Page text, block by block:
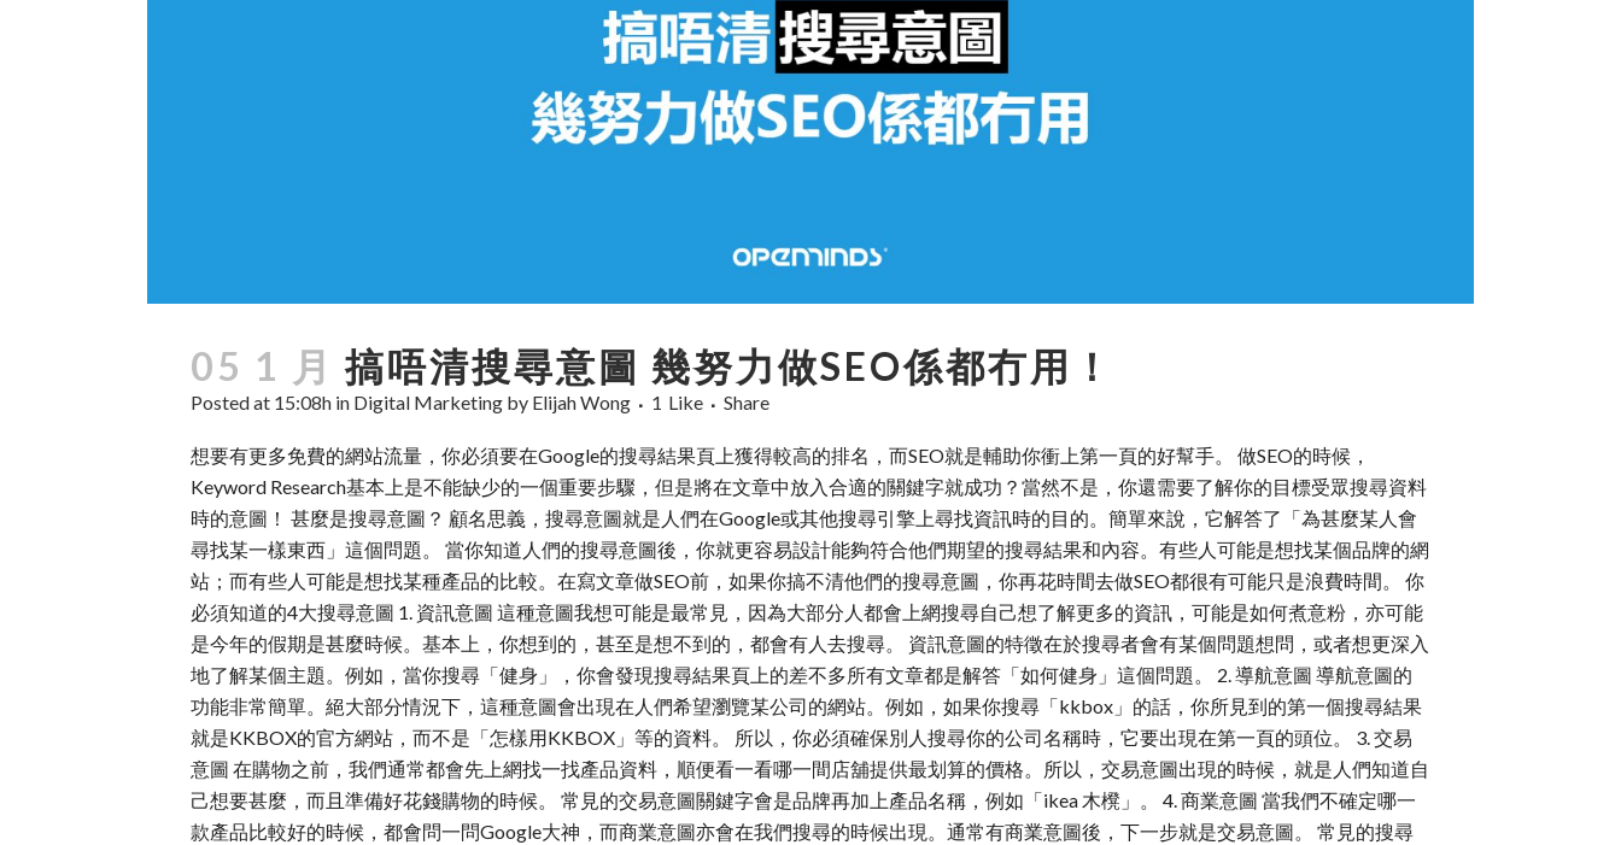
05 1 月 搞唔清搜尋意圖 幾努力做SEO係都冇用！
Posted at 15:08h in Digital Marketing by Elijah Wong 1 Like Share
想要有更多免費的網站流量，你必須要在Google的搜尋結果頁上獲得較高的排名，而SEO就是輔助你衝上第一頁的好幫手。 做SEO的時候，
Keyword Research基本上是不能缺少的一個重要步驟，但是將在文章中放入合適的關鍵字就成功？當然不是，你還需要了解你的目標受眾搜尋資料
時的意圖！ 甚麼是搜尋意圖？ 顧名思義，搜尋意圖就是人們在Google或其他搜尋引擎上尋找資訊時的目的。簡單來說，它解答了「為甚麼某人會
尋找某一樣東西」這個問題。 當你知道人們的搜尋意圖後，你就更容易設計能夠符合他們期望的搜尋結果和內容。有些人可能是想找某個品牌的網
站；而有些人可能是想找某種產品的比較。在寫文章做SEO前，如果你搞不清他們的搜尋意圖，你再花時間去做SEO都很有可能只是浪費時間。 你
必須知道的4大搜尋意圖 1. 資訊意圖 這種意圖我想可能是最常見，因為大部分人都會上網搜尋自己想了解更多的資訊，可能是如何煮意粉，亦可能
是今年的假期是甚麼時候。基本上，你想到的，甚至是想不到的，都會有人去搜尋。 資訊意圖的特徵在於搜尋者會有某個問題想問，或者想更深入
地了解某個主題。例如，當你搜尋「健身」，你會發現搜尋結果頁上的差不多所有文章都是解答「如何健身」這個問題。 2. 導航意圖 導航意圖的
功能非常簡單。絕大部分情況下，這種意圖會出現在人們希望瀏覽某公司的網站。例如，如果你搜尋「kkbox」的話，你所見到的第一個搜尋結果
就是KKBOX的官方網站，而不是「怎樣用KKBOX」等的資料。 所以，你必須確保別人搜尋你的公司名稱時，它要出現在第一頁的頭位。 3. 交易
意圖 在購物之前，我們通常都會先上網找一找產品資料，順便看一看哪一間店舖提供最划算的價格。所以，交易意圖出現的時候，就是人們知道自
己想要甚麼，而且準備好花錢購物的時候。 常見的交易意圖關鍵字會是品牌再加上產品名稱，例如「ikea 木櫈」。 4. 商業意圖 當我們不確定哪一
款產品比較好的時候，都會問一問Google大神，而商業意圖亦會在我們搜尋的時候出現。通常有商業意圖後，下一步就是交易意圖。 常見的搜尋